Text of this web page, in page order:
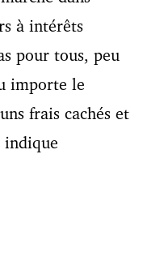
à intérêts
pour tous, peu
importe le
frais cachés et
indique